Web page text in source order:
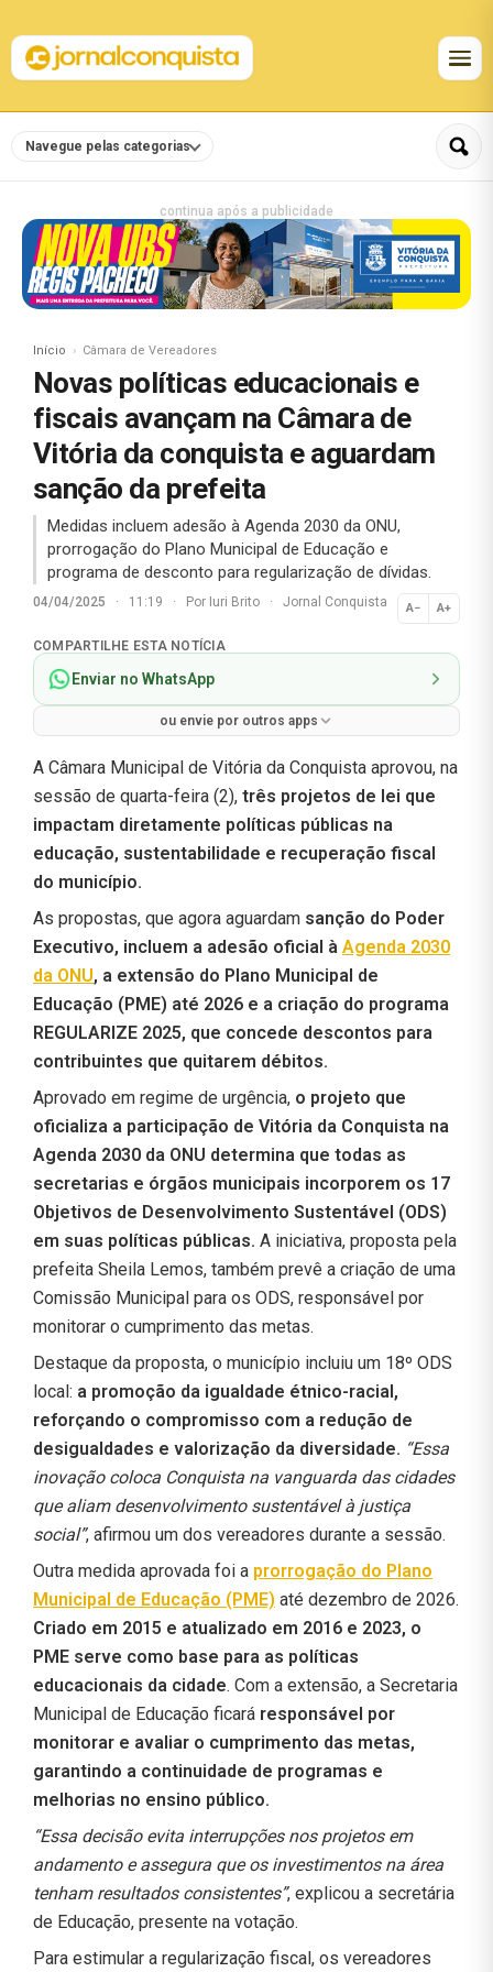
Navegue pelas categorias
continua após a publicidade
Início Câmara de Vereadores
Novas políticas educacionais e
fiscais avançam na Câmara de
Vitória da conquista e aguardam
sanção da prefeita
Medidas incluem adesão à Agenda 2030 da ONU,
prorrogação do Plano Municipal de Educação e
programa de desconto para regularização de dívidas.
04/04/2025 · 11:19 · Por Iuri Brito · Jornal Conquista A− A+
Normal
COMPARTILHE ESTA NOTÍCIA
Enviar no WhatsApp
ou envie por outros apps
A Câmara Municipal de Vitória da Conquista aprovou, na
sessão de quarta-feira (2), três projetos de lei que
impactam diretamente políticas públicas na
educação, sustentabilidade e recuperação fiscal
do município.
As propostas, que agora aguardam sanção do Poder
Executivo, incluem a adesão oficial à Agenda 2030
da ONU, a extensão do Plano Municipal de
Educação (PME) até 2026 e a criação do programa
REGULARIZE 2025, que concede descontos para
contribuintes que quitarem débitos.
Aprovado em regime de urgência, o projeto que
oficializa a participação de Vitória da Conquista na
Agenda 2030 da ONU determina que todas as
secretarias e órgãos municipais incorporem os 17
Objetivos de Desenvolvimento Sustentável (ODS)
em suas políticas públicas. A iniciativa, proposta pela
prefeita Sheila Lemos, também prevê a criação de uma
Comissão Municipal para os ODS, responsável por
monitorar o cumprimento das metas.
Destaque da proposta, o município incluiu um 18º ODS
local: a promoção da igualdade étnico-racial,
reforçando o compromisso com a redução de
desigualdades e valorização da diversidade. “Essa
inovação coloca Conquista na vanguarda das cidades
que aliam desenvolvimento sustentável à justiça
social”, afirmou um dos vereadores durante a sessão.
Outra medida aprovada foi a prorrogação do Plano
Municipal de Educação (PME) até dezembro de 2026.
Criado em 2015 e atualizado em 2016 e 2023, o
PME serve como base para as políticas
educacionais da cidade. Com a extensão, a Secretaria
Municipal de Educação ficará responsável por
monitorar e avaliar o cumprimento das metas,
garantindo a continuidade de programas e
melhorias no ensino público.
“Essa decisão evita interrupções nos projetos em
andamento e assegura que os investimentos na área
tenham resultados consistentes”, explicou a secretária
de Educação, presente na votação.
Para estimular a regularização fiscal, os vereadores